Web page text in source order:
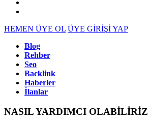
HEMEN ÜYE OL ÜYE GİRİŞİ YAP
Blog
Rehber
Seo
Backlink
Haberler
İlanlar
NASIL YARDIMCI OLABİLİRİZ